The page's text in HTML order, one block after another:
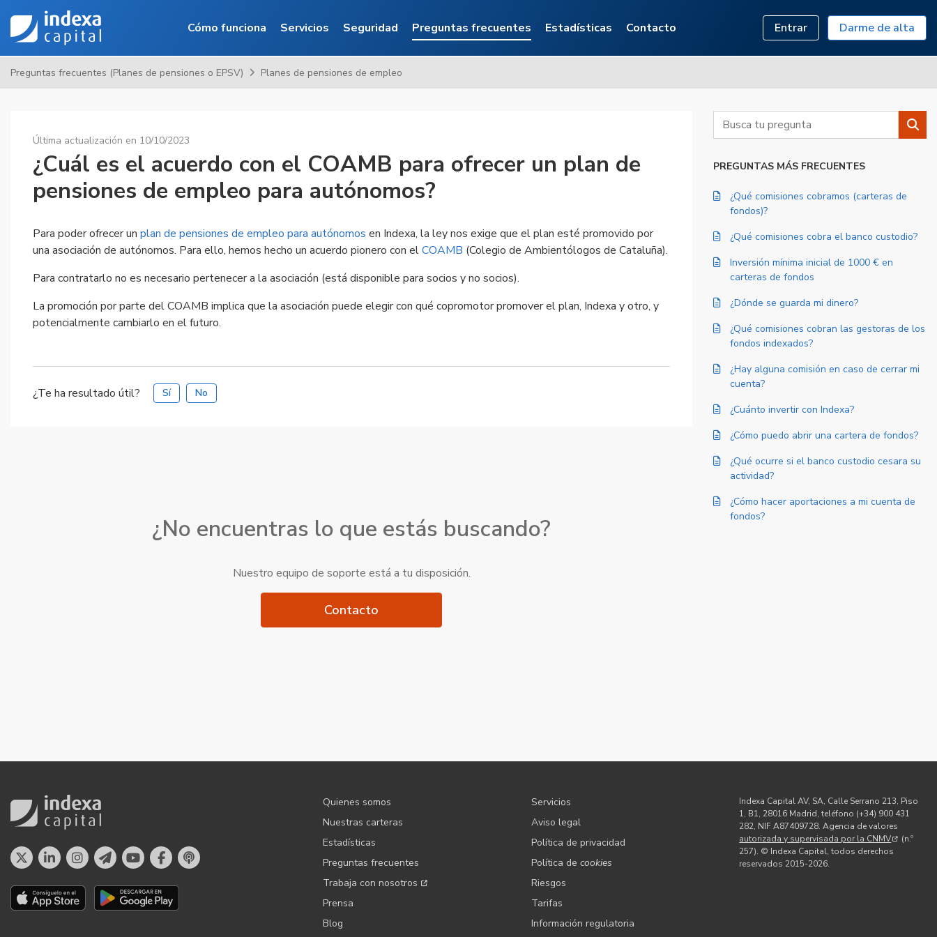
Cómo funciona
Servicios Seguridad Preguntas frecuentes Estadísticas Contacto Saltar al contenido principal
Entrar Darme de alta
Preguntas frecuentes (Planes de pensiones o EPSV) Planes de pensiones de empleo
Última actualización en 10/10/2023
¿Cuál es el acuerdo con el COAMB para ofrecer un plan de
pensiones de empleo para autónomos?
Para poder ofrecer un plan de pensiones de empleo para autónomos en Indexa, la ley nos exige que el plan esté promovido por
una asociación de autónomos. Para ello, hemos hecho un acuerdo pionero con elCOAMB (Colegio de Ambientólogos de Cataluña).
Para contratarlo no es necesario pertenecer a la asociación (está disponible para socios y no socios).
La promoción por parte del COAMB implica que la asociación puede elegir con qué copromotor promover el plan, Indexa y otro, y
potencialmente cambiarlo en el futuro.
¿Te ha resultado útil? Sí No
¿No encuentras lo que estás buscando?
Nuestro equipo de soporte está a tu disposición.
Contacto
Buscar
PREGUNTAS MÁS FRECUENTES
¿Qué comisiones cobramos (carteras de
fondos)?
¿Qué comisiones cobra el banco custodio?
Inversión mínima inicial de 1000 € en
carteras de fondos
¿Dónde se guarda mi dinero?
¿Qué comisiones cobran las gestoras de los
fondos indexados?
¿Hay alguna comisión en caso de cerrar mi
cuenta?
¿Cuánto invertir con Indexa?
¿Cómo puedo abrir una cartera de fondos?
¿Qué ocurre si el banco custodio cesara su
actividad?
¿Cómo hacer aportaciones a mi cuenta de
fondos?
Quienes somos
Nuestras carteras
Estadísticas
Preguntas frecuentes
Trabaja con nosotros
Prensa
Blog
Servicios
Aviso legal
Política de privacidad
Política de cookies
Riesgos
Tarifas
Información regulatoria
Indexa Capital AV, SA, Calle Serrano 213, Piso
1, B1, 28016 Madrid, teléfono (+34) 900 431
282, NIF A87409728. Agencia de valores
autorizada y supervisada por la CNMV
(n.º
257). © Indexa Capital, todos derechos
reservados 2015-2026.